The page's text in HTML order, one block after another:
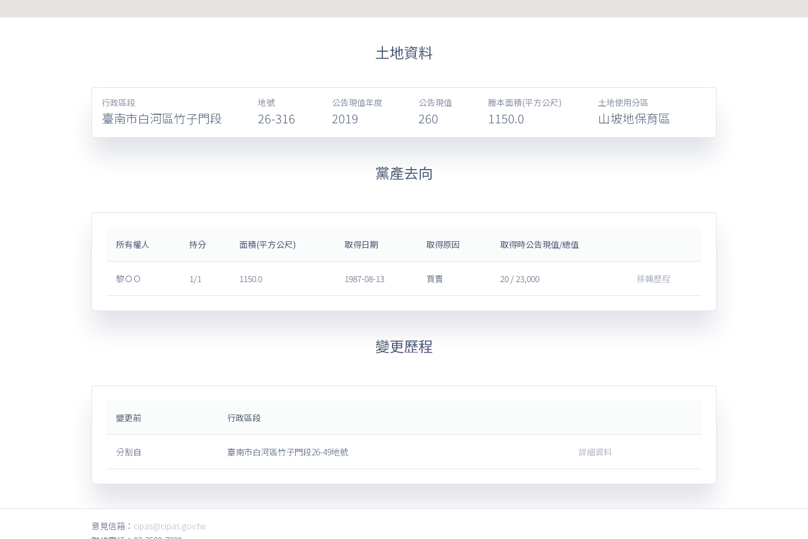
土地資料
行政區段
臺南市白河區竹子門段
地號
26-316
公告現值年度
2019
公告現值
260
謄本面積(平方公尺)
1150.0
土地使用分區
山坡地保育區
黨產去向
所有權人 持分 面積(平方公尺) 取得日期 取得原因 取得時公告現值/總值
黎ＯＯ 1/1 1150.0 1987-08-13 買賣 20 / 23,000 移轉歷程
變更歷程
變更前 行政區段
分割自 臺南市白河區竹子門段26-49地號 詳細資料
意見信箱： cipas@cipas.gov.tw